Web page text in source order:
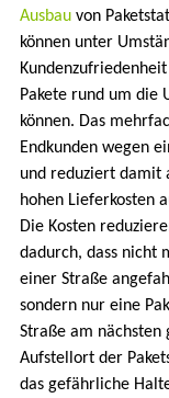
Ausbau von
können unter
Pakete rund um die
können. Das
Endkunden wegen
und reduziert damit
hohen Lieferkosten
Die Kosten
dadurch, dass nicht
einer Straße
sondern nur eine
Straße am nächsten
Aufstellort der
das gefährliche